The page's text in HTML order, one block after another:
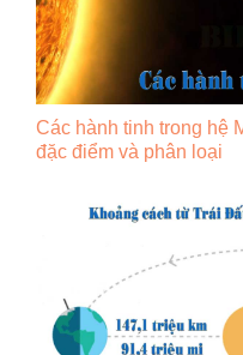
Các hành tinh trong hệ
đặc điểm và phân loại